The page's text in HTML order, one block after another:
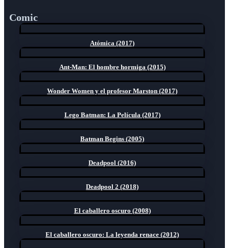
Comic
Atómica (2017)
Ant-Man: El hombre hormiga (2015)
Wonder Women y el profesor Marston (2017)
Lego Batman: La Película (2017)
Batman Begins (2005)
Deadpool (2016)
Deadpool 2 (2018)
El caballero oscuro (2008)
El caballero oscuro: La leyenda renace (2012)